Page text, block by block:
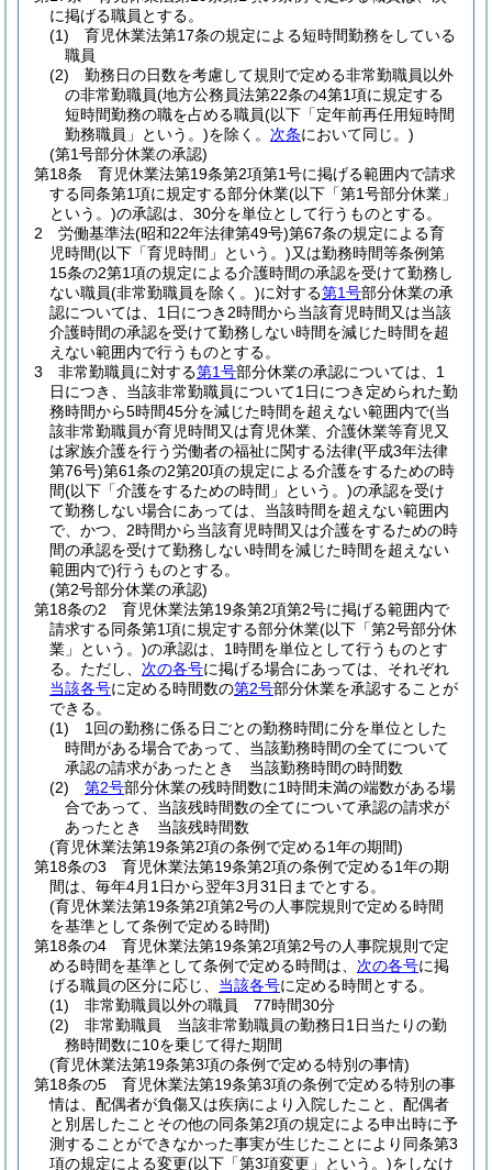
に掲げる職員とする。
(1)
育児休業法第17条の規定による短時間勤務をしている
職員
(2)
勤務日の日数を考慮して規則で定める非常勤職員以外
の非常勤職員(地方公務員法第22条の4第1項に規定する
短時間勤務の職を占める職員(以下「定年前再任用短時間
勤務職員」という。)を除く。 次条において同じ。)
(第1号部分休業の承認)
第18条
育児休業法第19条第2項第1号に掲げる範囲内で請求
する同条第1項に規定する部分休業(以下「第1号部分休業」
という。)の承認は、30分を単位として行うものとする。
2
労働基準法(昭和22年法律第49号)第67条の規定による育
児時間(以下「育児時間」という。)又は勤務時間等条例第
15条の2第1項の規定による介護時間の承認を受けて勤務し
ない職員(非常勤職員を除く。)に対する第1号部分休業の承
認については、1日につき2時間から当該育児時間又は当該
介護時間の承認を受けて勤務しない時間を減じた時間を超
えない範囲内で行うものとする。
3
非常勤職員に対する第1号部分休業の承認については、1
日につき、当該非常勤職員について1日につき定められた勤
務時間から5時間45分を減じた時間を超えない範囲内で(当
該非常勤職員が育児時間又は育児休業、介護休業等育児又
は家族介護を行う労働者の福祉に関する法律(平成3年法律
第76号)第61条の2第20項の規定による介護をするための時
間(以下「介護をするための時間」という。)の承認を受け
て勤務しない場合にあっては、当該時間を超えない範囲内
で、かつ、2時間から当該育児時間又は介護をするための時
間の承認を受けて勤務しない時間を減じた時間を超えない
範囲内で)行うものとする。
(第2号部分休業の承認)
第18条の2
育児休業法第19条第2項第2号に掲げる範囲内で
請求する同条第1項に規定する部分休業(以下「第2号部分休
業」という。)の承認は、1時間を単位として行うものとす
る。 ただし、 次の各号に掲げる場合にあっては、それぞれ
当該各号に定める時間数の第2号部分休業を承認することが
できる。
(1)
1回の勤務に係る日ごとの勤務時間に分を単位とした
時間がある場合であって、当該勤務時間の全てについて
承認の請求があったとき 当該勤務時間の時間数
(2)
第2号部分休業の残時間数に1時間未満の端数がある場
合であって、当該残時間数の全てについて承認の請求が
あったとき 当該残時間数
(育児休業法第19条第2項の条例で定める1年の期間)
第18条の3
育児休業法第19条第2項の条例で定める1年の期
間は、毎年4月1日から翌年3月31日までとする。
(育児休業法第19条第2項第2号の人事院規則で定める時間
を基準として条例で定める時間)
第18条の4
育児休業法第19条第2項第2号の人事院規則で定
める時間を基準として条例で定める時間は、 次の各号に掲
げる職員の区分に応じ、 当該各号に定める時間とする。
(1)
非常勤職員以外の職員 77時間30分
(2)
非常勤職員 当該非常勤職員の勤務日1日当たりの勤
務時間数に10を乗じて得た期間
(育児休業法第19条第3項の条例で定める特別の事情)
第18条の5
育児休業法第19条第3項の条例で定める特別の事
情は、配偶者が負傷又は疾病により入院したこと、配偶者
と別居したことその他の同条第2項の規定による申出時に予
測することができなかった事実が生じたことにより同条第3
項の規定による変更(以下「第3項変更」という。)をしなけ